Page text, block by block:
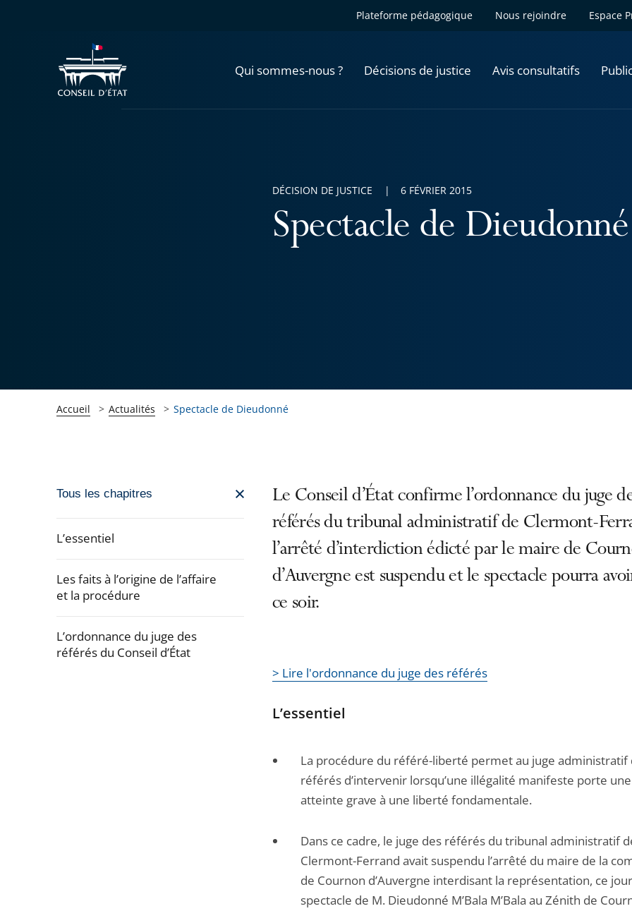
Plateforme pédagogique Nous rejoindre Espace
Qui sommes-nous ? Décisions de justice Avis consultatifs
Spectacle de Dieudonné
DÉCISION DE JUSTICE 6 FÉVRIER 2015
Accueil Actualités Spectacle de Dieudonné
Passer
navigation
l'article
pour
après
Tous les chapitres
L’essentiel
Les faits à l’origine de l’affaire
et la procédure
L’ordonnance du juge des
référés du Conseil d’État
Le Conseil d’État confirme l’ordonnance du juge
référés du tribunal administratif de Clermont-
l’arrêté d’interdiction édicté par le maire de
d’Auvergne est suspendu et le spectacle pourra
ce soir.
> Lire l'ordonnance du juge des référés
L’essentiel
La procédure du référé-liberté permet au juge administratif
référés d’intervenir lorsqu’une illégalité manifeste porte une
atteinte grave à une liberté fondamentale.
Dans ce cadre, le juge des référés du tribunal administratif
Clermont-Ferrand avait suspendu l’arrêté du maire de la
de Cournon d’Auvergne interdisant la représentation, ce
spectacle de M. Dieudonné M’Bala M’Bala au Zénith de